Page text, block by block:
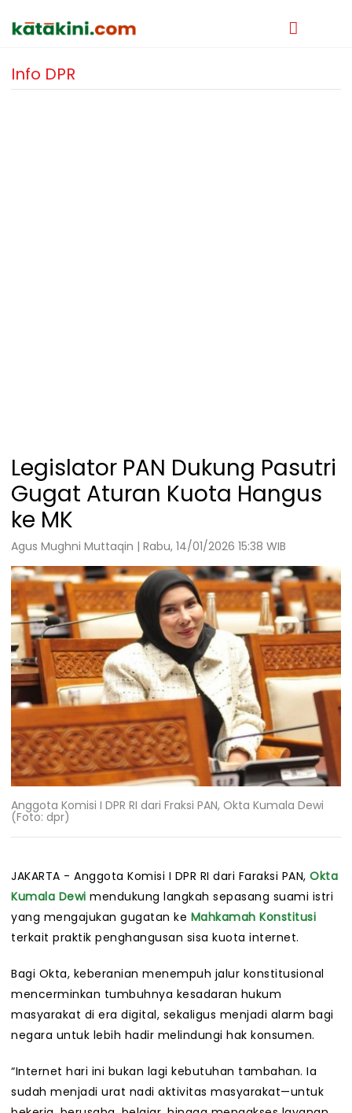
Info DPR
Legislator PAN Dukung Pasutri
Gugat Aturan Kuota Hangus
ke MK
Agus Mughni Muttaqin | Rabu, 14/01/2026 15:38 WIB
Anggota Komisi I DPR RI dari Fraksi PAN, Okta Kumala Dewi
(Foto: dpr)
JAKARTA - Anggota Komisi I DPR RI dari Faraksi PAN, Okta
Kumala Dewi mendukung langkah sepasang suami istri
yang mengajukan gugatan ke Mahkamah Konstitusi
terkait praktik penghangusan sisa kuota internet.
Bagi Okta, keberanian menempuh jalur konstitusional
mencerminkan tumbuhnya kesadaran hukum
masyarakat di era digital, sekaligus menjadi alarm bagi
negara untuk lebih hadir melindungi hak konsumen.
“Internet hari ini bukan lagi kebutuhan tambahan. Ia
sudah menjadi urat nadi aktivitas masyarakat—untuk